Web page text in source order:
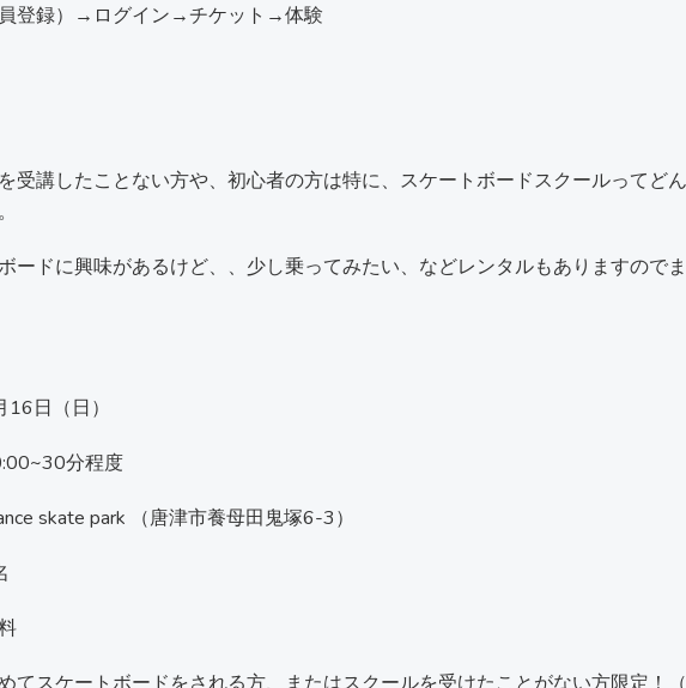
員登録）→ログイン→チケット→体験
受講したことない方や、初心者の方は特に、スケートボードスクールってど
ードに興味があるけど、、少し乗ってみたい、などレンタルもありますので
16日（日）
分程度
skate park （唐津市養母田鬼塚6-3）